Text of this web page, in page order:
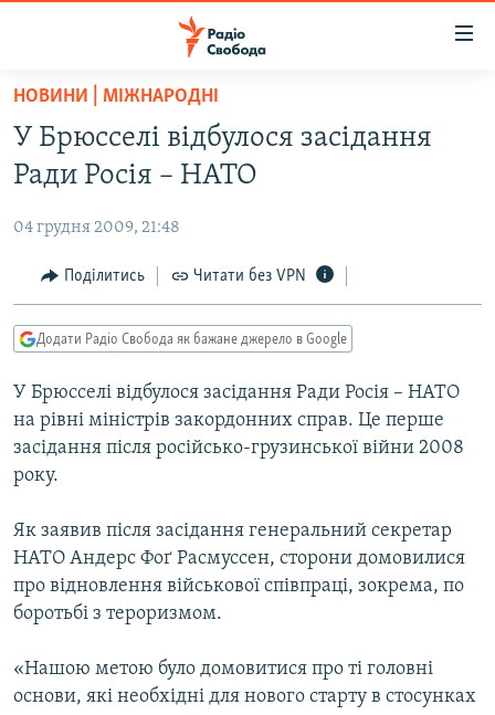
Перейти
основного
матеріалу
до
навігації
Перейти
до
РАДІО СВОБОДА – 70 РОКІВ
ВСЕ ЗА ДОБУ
ПОЛІТИКА
ЕКОНОМІКА
КУЛЬТУРА
СПОРТ
УКРАЇНА
СВІТ
ВІЙНА
РОСІЙСЬКА «ФІЛЬТРАЦІЯ»
КРИМ.РЕАЛІЇ
ТИ ЯК?
СХЕМИ
ПРИАЗОВ’Я
МУЛЬТИМЕДІА
ФОТО
ПОДКАСТИ
НОВИНИ | МІЖНАРОДНІ
У Брюсселі відбулося засідання
Ради Росія – НАТО
04 грудня 2009, 21:48
Поділитись Читати без VPN
Додати Радіо Свобода як бажане джерело в Google
У Брюсселі відбулося засідання Ради Росія – НАТО
на рівні міністрів закордонних справ. Це перше
засідання після російсько-грузинської війни 2008
року.
Як заявив після засідання генеральний секретар
НАТО Андерс Фоґ Расмуссен, сторони домовилися
про відновлення військової співпраці, зокрема, по
боротьбі з тероризмом.
«Нашою метою було домовитися про ті головні
основи, які необхідні для нового старту в стосунках